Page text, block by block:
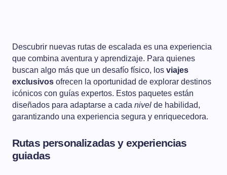
Descubrir nuevas rutas de escalada es una experiencia
que combina aventura y aprendizaje. Para quienes
buscan algo más que un desafío físico, los viajes
exclusivos ofrecen la oportunidad de explorar destinos
icónicos con guías expertos. Estos paquetes están
diseñados para adaptarse a cada nivel de habilidad,
garantizando una experiencia segura y enriquecedora.
Rutas personalizadas y experiencias
guiadas